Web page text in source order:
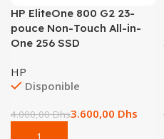
HP EliteOne 800 G2 23-
pouce Non-Touch All-in-
One 256 SSD
HP
Disponible
4.000,00Dhs3.600,00 Dhs